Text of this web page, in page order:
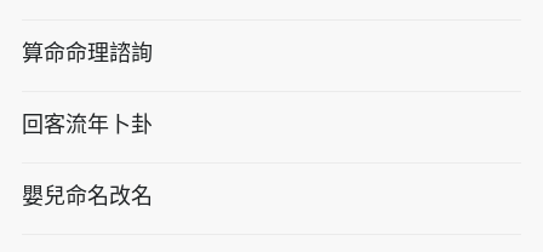
算命命理諮詢
回客流年卜卦
嬰兒命名改名